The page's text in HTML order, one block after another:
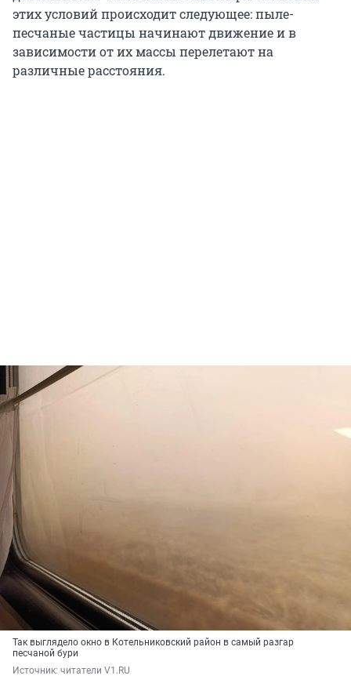
этих условий происходит следующее: пыле-
песчаные частицы начинают движение и в
зависимости от их массы перелетают на
различные расстояния.
Так выглядело окно в Котельниковский район в самый разгар
песчаной бури
Источник: читатели V1.RU